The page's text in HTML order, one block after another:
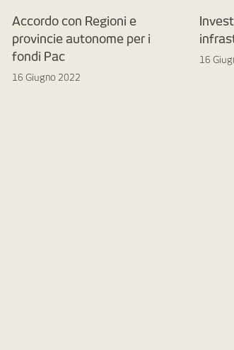
Accordo con Regioni e
provincie autonome per i
fondi Pac
16 Giugno 2022
16